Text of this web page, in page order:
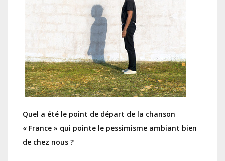
Quel a été le point de départ de la chanson
« France » qui pointe le pessimisme ambiant bien
de chez nous ?